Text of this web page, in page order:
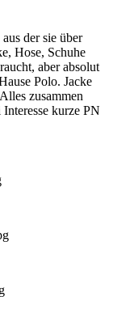
der sie über
Hose, Schuhe
aber absolut
Polo. Jacke
zusammen
kurze PN